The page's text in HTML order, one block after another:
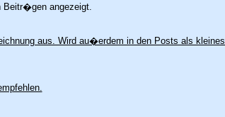
Beitr�gen angezeigt.
aus. Wird au�erdem in den Posts als